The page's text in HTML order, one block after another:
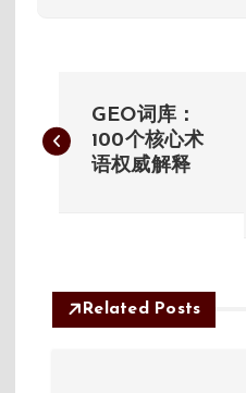
章
GEO词库：
100个核心术
语权威解释
Related Posts